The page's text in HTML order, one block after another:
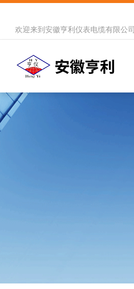
欢迎来到 安徽亨利仪表电缆有限公司